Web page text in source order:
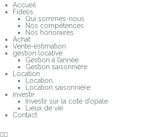
Accueil
Fidelis
Qui sommes-nous
Nos compétences
Nos honoraires
Achat
Vente-estimation
gestion locative
Gestion à l’année
Gestion saisonnière
Location
Location
Location saisonnière
investir
Investir sur la cote d’opale
Lieux de vie
Contact